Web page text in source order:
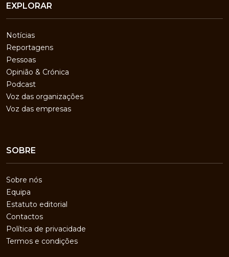
EXPLORAR
Notícias
Reportagens
Pessoas
Opinião & Crónica
Podcast
Voz das organizações
Voz das empresas
SOBRE
Sobre nós
Equipa
Estatuto editorial
Contactos
Política de privacidade
Termos e condições